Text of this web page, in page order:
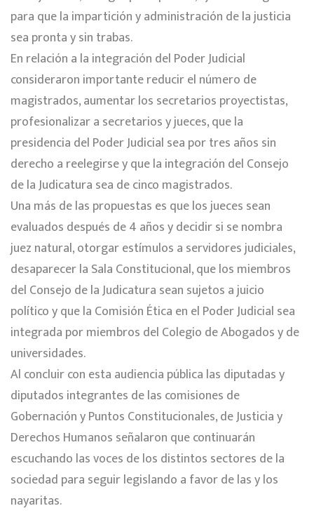
para que la impartición y administración de la justicia
sea pronta y sin trabas.
En relación a la integración del Poder Judicial
consideraron importante reducir el número de
magistrados, aumentar los secretarios proyectistas,
profesionalizar a secretarios y jueces, que la
presidencia del Poder Judicial sea por tres años sin
derecho a reelegirse y que la integración del Consejo
de la Judicatura sea de cinco magistrados.
Una más de las propuestas es que los jueces sean
evaluados después de 4 años y decidir si se nombra
juez natural, otorgar estímulos a servidores judiciales,
desaparecer la Sala Constitucional, que los miembros
del Consejo de la Judicatura sean sujetos a juicio
político y que la Comisión Ética en el Poder Judicial sea
integrada por miembros del Colegio de Abogados y de
universidades.
Al concluir con esta audiencia pública las diputadas y
diputados integrantes de las comisiones de
Gobernación y Puntos Constitucionales, de Justicia y
Derechos Humanos señalaron que continuarán
escuchando las voces de los distintos sectores de la
sociedad para seguir legislando a favor de las y los
nayaritas.